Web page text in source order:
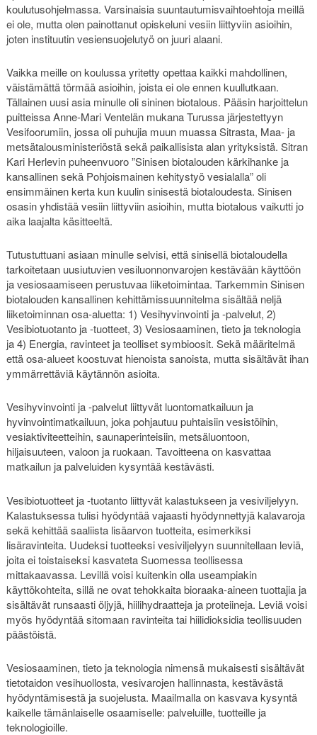
koulutusohjelmassa. Varsinaisia suuntautumisvaihtoehtoja meillä
ei ole, mutta olen painottanut opiskeluni vesiin liittyviin asioihin,
joten instituutin vesiensuojelutyö on juuri alaani.
Vaikka meille on koulussa yritetty opettaa kaikki mahdollinen,
väistämättä törmää asioihin, joista ei ole ennen kuullutkaan.
Tällainen uusi asia minulle oli sininen biotalous. Pääsin harjoittelun
puitteissa Anne-Mari Ventelän mukana Turussa järjestettyyn
Vesifoorumiin, jossa oli puhujia muun muassa Sitrasta, Maa- ja
metsätalousministeriöstä sekä paikallisista alan yrityksistä. Sitran
Kari Herlevin puheenvuoro ”Sinisen biotalouden kärkihanke ja
kansallinen sekä Pohjoismainen kehitystyö vesialalla” oli
ensimmäinen kerta kun kuulin sinisestä biotaloudesta. Sinisen
osasin yhdistää vesiin liittyviin asioihin, mutta biotalous vaikutti jo
aika laajalta käsitteeltä.
Tutustuttuani asiaan minulle selvisi, että sinisellä biotaloudella
tarkoitetaan uusiutuvien vesiluonnonvarojen kestävään käyttöön
ja vesiosaamiseen perustuvaa liiketoimintaa. Tarkemmin Sinisen
biotalouden kansallinen kehittämissuunnitelma sisältää neljä
liiketoiminnan osa-aluetta: 1) Vesihyvinvointi ja -palvelut, 2)
Vesibiotuotanto ja -tuotteet, 3) Vesiosaaminen, tieto ja teknologia
ja 4) Energia, ravinteet ja teolliset symbioosit. Sekä määritelmä
että osa-alueet koostuvat hienoista sanoista, mutta sisältävät ihan
ymmärrettäviä käytännön asioita.
Vesihyvinvointi ja -palvelut liittyvät luontomatkailuun ja
hyvinvointimatkailuun, joka pohjautuu puhtaisiin vesistöihin,
vesiaktiviteetteihin, saunaperinteisiin, metsäluontoon,
hiljaisuuteen, valoon ja ruokaan. Tavoitteena on kasvattaa
matkailun ja palveluiden kysyntää kestävästi.
Vesibiotuotteet ja -tuotanto liittyvät kalastukseen ja vesiviljelyyn.
Kalastuksessa tulisi hyödyntää vajaasti hyödynnettyjä kalavaroja
sekä kehittää saaliista lisäarvon tuotteita, esimerkiksi
lisäravinteita. Uudeksi tuotteeksi vesiviljelyyn suunnitellaan leviä,
joita ei toistaiseksi kasvateta Suomessa teollisessa
mittakaavassa. Levillä voisi kuitenkin olla useampiakin
käyttökohteita, sillä ne ovat tehokkaita bioraaka-aineen tuottajia ja
sisältävät runsaasti öljyjä, hiilihydraatteja ja proteiineja. Leviä voisi
myös hyödyntää sitomaan ravinteita tai hiilidioksidia teollisuuden
päästöistä.
Vesiosaaminen, tieto ja teknologia nimensä mukaisesti sisältävät
tietotaidon vesihuollosta, vesivarojen hallinnasta, kestävästä
hyödyntämisestä ja suojelusta. Maailmalla on kasvava kysyntä
kaikelle tämänlaiselle osaamiselle: palveluille, tuotteille ja
teknologioille.